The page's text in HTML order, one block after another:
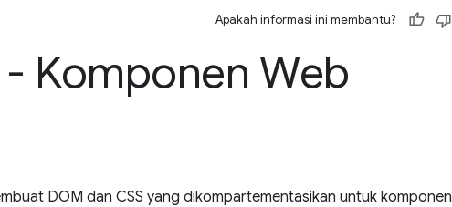
Apakah informasi ini membantu?
Komponen Web
DOM dan CSS yang dikompartementasikan untuk komponen